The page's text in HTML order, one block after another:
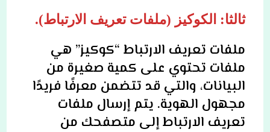
ثالثا: الكوكيز (ملفات تعريف الارتباط).
ملفات تعريف الارتباط “كوكيز” هي
ملفات تحتوي على كمية صغيرة من
البيانات، والتي قد تتضمن معرفًا فريدًا
مجهول الهوية. يتم إرسال ملفات
تعريف الارتباط إلى متصفحك من